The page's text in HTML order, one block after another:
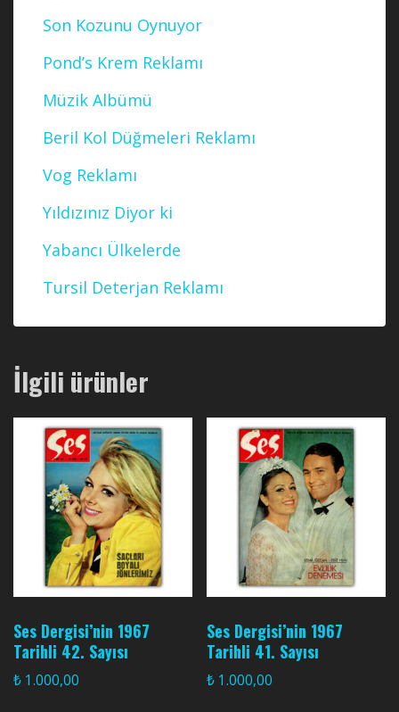
Son Kozunu Oynuyor
Pond’s Krem Reklamı
Müzik Albümü
Beril Kol Düğmeleri Reklamı
Vog Reklamı
Yıldızınız Diyor ki
Yabancı Ülkelerde
Tursil Deterjan Reklamı
İlgili ürünler
Ses Dergisi’nin 1967
Tarihli 42. Sayısı
₺ 1.000,00
Ses Dergisi’nin 1967
Tarihli 41. Sayısı
₺ 1.000,00